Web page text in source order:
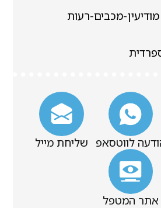
מכבים-רעות
לווטסאפ שליחת מייל
אתר המטפל